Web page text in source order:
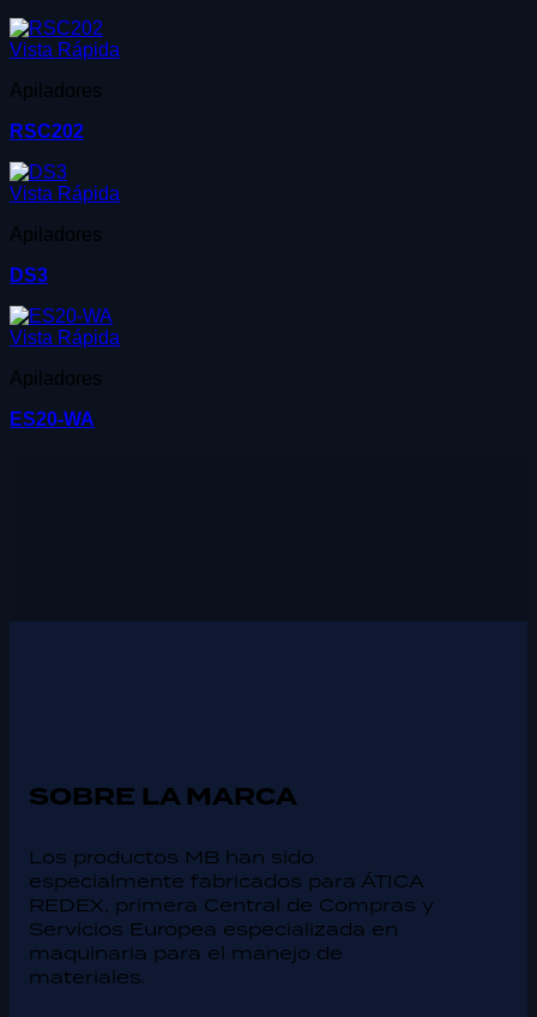
Vista Rápida
Apiladores
RSC202
Vista Rápida
Apiladores
DS3
Vista Rápida
Apiladores
ES20-WA
SOBRE LA MARCA
Los productos MB han sido
especialmente fabricados para ÁTICA
REDEX, primera Central de Compras y
Servicios Europea especializada en
maquinaria para el manejo de
materiales.